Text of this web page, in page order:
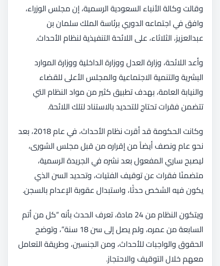
وقالت وكالة الأنباء السعودية الرسمية، إن مجلس الوزراء،
وافق في اجتماعه الدوري برئاسة الملك سلمان بن
عبدالعزيز، الثلاثاء، على اللائحة التنفيذية لنظام الأحداث.
وأعد اللائحة، وزارة العدل ووزارة الداخلية ووزارة الموارد
البشرية والتنمية الاجتماعية والمجلس الأعلى للقضاء
والنيابة العامة، بهدف تطبيق كثير من مواد النظام التي
تتضمن فقرات تحتاج للتحديد بالاستناد لتلك اللائحة.
وكانت الحكومة قد أقرت نظام الأحداث، في عام 2018، بعد
نحو عام ونصف أيضاً من إقراره من قبل مجلس الشورى،
ليصبح ساري المفعول بعد نشره في الجريدة الرسمية،
متضمنًا فقرات عن توقيف الفتيات، وتحديد السن الذي
يكون فيه الشخص حدثًا، واستبدال عقوبة الإعدام بالسجن.
ويتكون النظام من 24 مادة، تعرف الحدث بأنه “كل من أتم
السابعة من عمره، ولم يصل إلى سن 18 سنة”، وتوضح
الحقوق والواجبات للأحداث، ومن الجنسين، وطريقة التعامل
معهم خلال التوقيف والاحتجاز.